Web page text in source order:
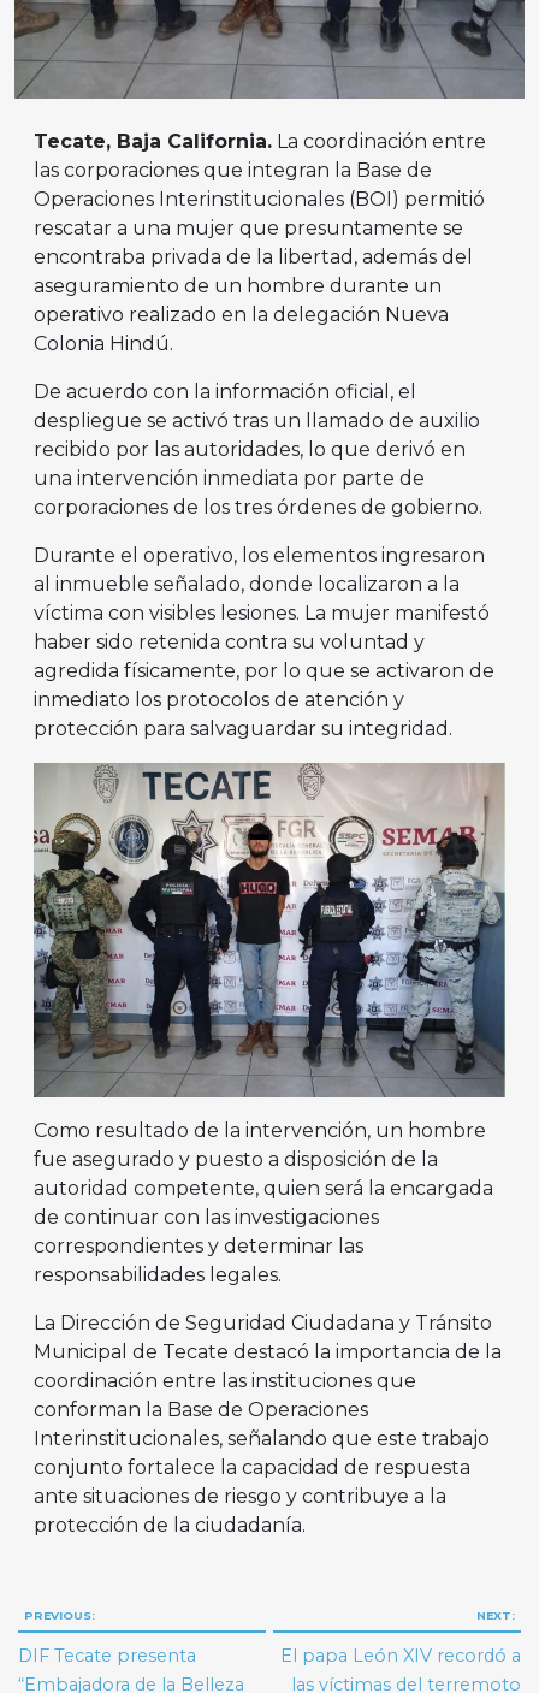
Tecate, Baja California. La coordinación entre
las corporaciones que integran la Base de
Operaciones Interinstitucionales (BOI) permitió
rescatar a una mujer que presuntamente se
encontraba privada de la libertad, además del
aseguramiento de un hombre durante un
operativo realizado en la delegación Nueva
Colonia Hindú.
De acuerdo con la información oficial, el
despliegue se activó tras un llamado de auxilio
recibido por las autoridades, lo que derivó en
una intervención inmediata por parte de
corporaciones de los tres órdenes de gobierno.
Durante el operativo, los elementos ingresaron
al inmueble señalado, donde localizaron a la
víctima con visibles lesiones. La mujer manifestó
haber sido retenida contra su voluntad y
agredida físicamente, por lo que se activaron de
inmediato los protocolos de atención y
protección para salvaguardar su integridad.
Como resultado de la intervención, un hombre
fue asegurado y puesto a disposición de la
autoridad competente, quien será la encargada
de continuar con las investigaciones
correspondientes y determinar las
responsabilidades legales.
La Dirección de Seguridad Ciudadana y Tránsito
Municipal de Tecate destacó la importancia de la
coordinación entre las instituciones que
conforman la Base de Operaciones
Interinstitucionales, señalando que este trabajo
conjunto fortalece la capacidad de respuesta
ante situaciones de riesgo y contribuye a la
protección de la ciudadanía.
Navegación
de
PREVIOUS:
DIF Tecate presenta
“Embajadora de la Belleza
NEXT:
El papa León XIV recordó a
las víctimas del terremoto